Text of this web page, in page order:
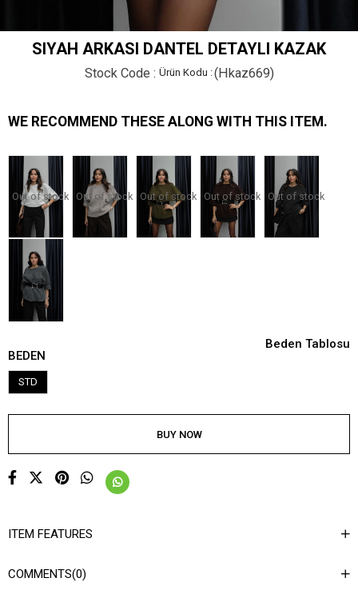
SIYAH ARKASI DANTEL DETAYLI KAZAK
Stock Code (Hkaz669)
WE RECOMMEND THESE ALONG WITH THIS ITEM.
Out of stock Out of stock Out of stock Out of stock Out of stock
BEDEN
STD
Beden Tablosu
ITEM FEATURES
COMMENTS(0)